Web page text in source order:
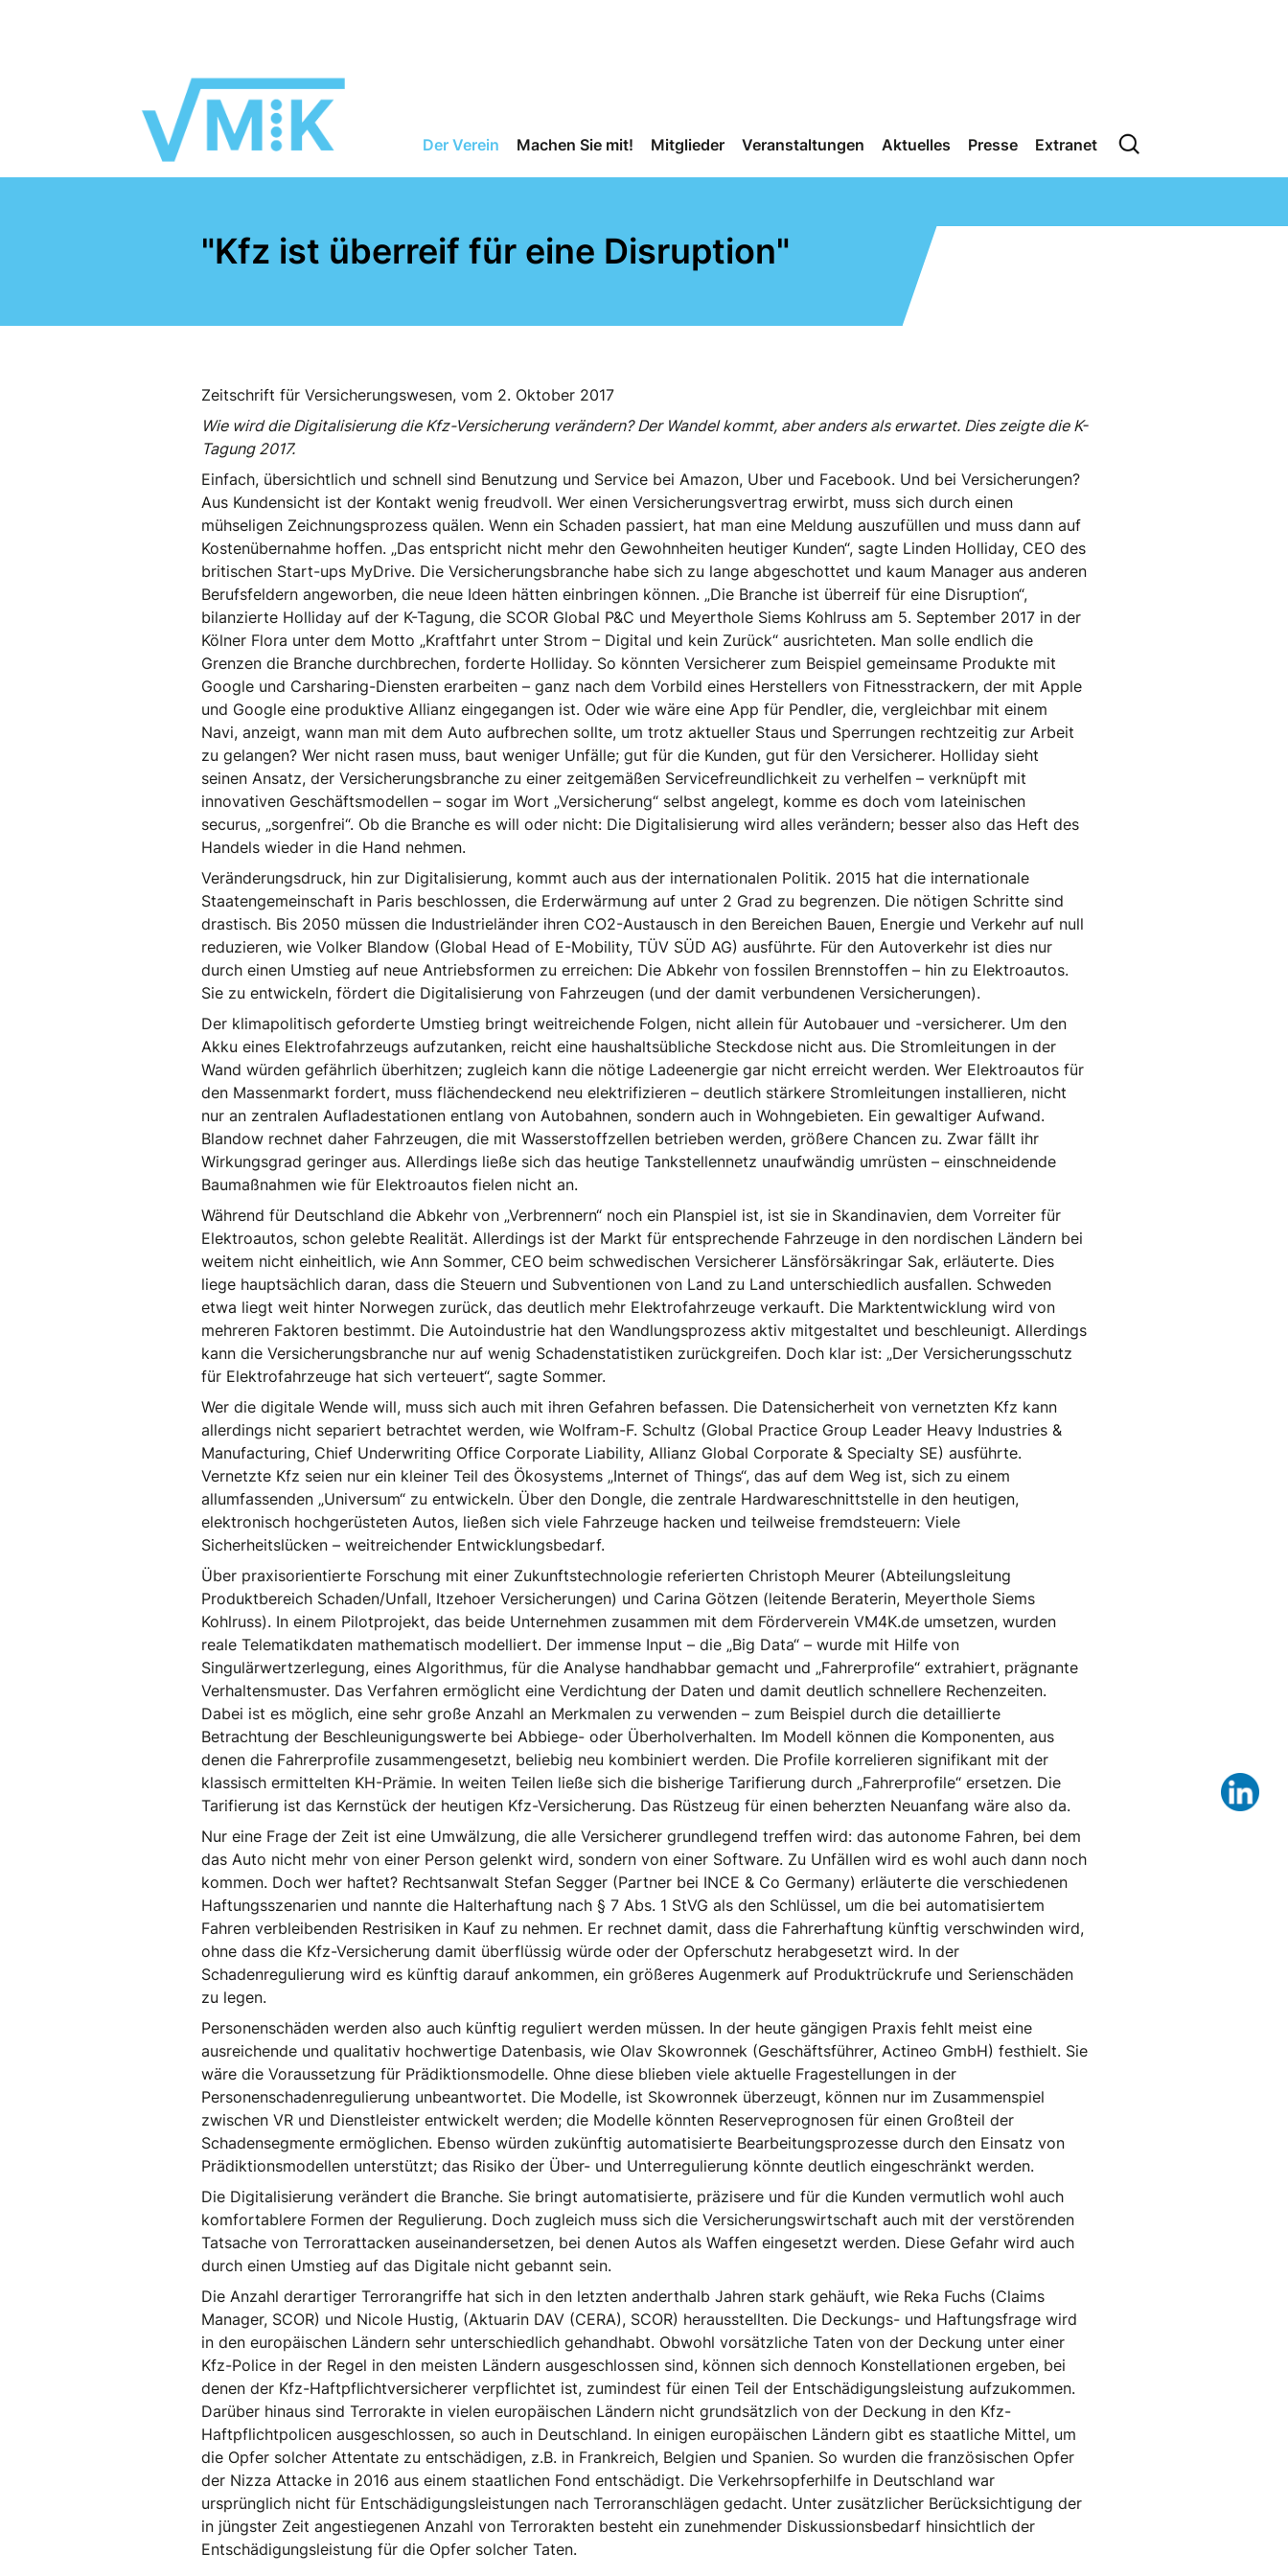
Der Verein Machen Sie mit! Mitglieder Veranstaltungen Aktuelles Presse Extranet
"Kfz ist überreif für eine Disruption"
Zeitschrift für Versicherungswesen, vom 2. Oktober 2017
Wie wird die Digitalisierung die Kfz-Versicherung verändern? Der Wandel kommt, aber anders als erwartet. Dies zeigte die K-
Tagung 2017.
Einfach, übersichtlich und schnell sind Benutzung und Service bei Amazon, Uber und Facebook. Und bei Versicherungen?
Aus Kundensicht ist der Kontakt wenig freudvoll. Wer einen Versicherungsvertrag erwirbt, muss sich durch einen
mühseligen Zeichnungsprozess quälen. Wenn ein Schaden passiert, hat man eine Meldung auszufüllen und muss dann auf
Kostenübernahme hoffen. „Das entspricht nicht mehr den Gewohnheiten heutiger Kunden“, sagte Linden Holliday, CEO des
britischen Start-ups MyDrive. Die Versicherungsbranche habe sich zu lange abgeschottet und kaum Manager aus anderen
Berufsfeldern angeworben, die neue Ideen hätten einbringen können. „Die Branche ist überreif für eine Disruption“,
bilanzierte Holliday auf der K-Tagung, die SCOR Global P&C und Meyerthole Siems Kohlruss am 5. September 2017 in der
Kölner Flora unter dem Motto „Kraftfahrt unter Strom – Digital und kein Zurück“ ausrichteten. Man solle endlich die
Grenzen die Branche durchbrechen, forderte Holliday. So könnten Versicherer zum Beispiel gemeinsame Produkte mit
Google und Carsharing-Diensten erarbeiten – ganz nach dem Vorbild eines Herstellers von Fitnesstrackern, der mit Apple
und Google eine produktive Allianz eingegangen ist. Oder wie wäre eine App für Pendler, die, vergleichbar mit einem
Navi, anzeigt, wann man mit dem Auto aufbrechen sollte, um trotz aktueller Staus und Sperrungen rechtzeitig zur Arbeit
zu gelangen? Wer nicht rasen muss, baut weniger Unfälle; gut für die Kunden, gut für den Versicherer. Holliday sieht
seinen Ansatz, der Versicherungsbranche zu einer zeitgemäßen Servicefreundlichkeit zu verhelfen – verknüpft mit
innovativen Geschäftsmodellen – sogar im Wort „Versicherung“ selbst angelegt, komme es doch vom lateinischen
securus, „sorgenfrei“. Ob die Branche es will oder nicht: Die Digitalisierung wird alles verändern; besser also das Heft des
Handels wieder in die Hand nehmen.
Veränderungsdruck, hin zur Digitalisierung, kommt auch aus der internationalen Politik. 2015 hat die internationale
Staatengemeinschaft in Paris beschlossen, die Erderwärmung auf unter 2 Grad zu begrenzen. Die nötigen Schritte sind
drastisch. Bis 2050 müssen die Industrieländer ihren CO2-Austausch in den Bereichen Bauen, Energie und Verkehr auf null
reduzieren, wie Volker Blandow (Global Head of E-Mobility, TÜV SÜD AG) ausführte. Für den Autoverkehr ist dies nur
durch einen Umstieg auf neue Antriebsformen zu erreichen: Die Abkehr von fossilen Brennstoffen – hin zu Elektroautos.
Sie zu entwickeln, fördert die Digitalisierung von Fahrzeugen (und der damit verbundenen Versicherungen).
Der klimapolitisch geforderte Umstieg bringt weitreichende Folgen, nicht allein für Autobauer und -versicherer. Um den
Akku eines Elektrofahrzeugs aufzutanken, reicht eine haushaltsübliche Steckdose nicht aus. Die Stromleitungen in der
Wand würden gefährlich überhitzen; zugleich kann die nötige Ladeenergie gar nicht erreicht werden. Wer Elektroautos für
den Massenmarkt fordert, muss flächendeckend neu elektrifizieren – deutlich stärkere Stromleitungen installieren, nicht
nur an zentralen Aufladestationen entlang von Autobahnen, sondern auch in Wohngebieten. Ein gewaltiger Aufwand.
Blandow rechnet daher Fahrzeugen, die mit Wasserstoffzellen betrieben werden, größere Chancen zu. Zwar fällt ihr
Wirkungsgrad geringer aus. Allerdings ließe sich das heutige Tankstellennetz unaufwändig umrüsten – einschneidende
Baumaßnahmen wie für Elektroautos fielen nicht an.
Während für Deutschland die Abkehr von „Verbrennern“ noch ein Planspiel ist, ist sie in Skandinavien, dem Vorreiter für
Elektroautos, schon gelebte Realität. Allerdings ist der Markt für entsprechende Fahrzeuge in den nordischen Ländern bei
weitem nicht einheitlich, wie Ann Sommer, CEO beim schwedischen Versicherer Länsförsäkringar Sak, erläuterte. Dies
liege hauptsächlich daran, dass die Steuern und Subventionen von Land zu Land unterschiedlich ausfallen. Schweden
etwa liegt weit hinter Norwegen zurück, das deutlich mehr Elektrofahrzeuge verkauft. Die Marktentwicklung wird von
mehreren Faktoren bestimmt. Die Autoindustrie hat den Wandlungsprozess aktiv mitgestaltet und beschleunigt. Allerdings
kann die Versicherungsbranche nur auf wenig Schadenstatistiken zurückgreifen. Doch klar ist: „Der Versicherungsschutz
für Elektrofahrzeuge hat sich verteuert“, sagte Sommer.
Wer die digitale Wende will, muss sich auch mit ihren Gefahren befassen. Die Datensicherheit von vernetzten Kfz kann
allerdings nicht separiert betrachtet werden, wie Wolfram-F. Schultz (Global Practice Group Leader Heavy Industries &
Manufacturing, Chief Underwriting Office Corporate Liability, Allianz Global Corporate & Specialty SE) ausführte.
Vernetzte Kfz seien nur ein kleiner Teil des Ökosystems „Internet of Things“, das auf dem Weg ist, sich zu einem
allumfassenden „Universum“ zu entwickeln. Über den Dongle, die zentrale Hardwareschnittstelle in den heutigen,
elektronisch hochgerüsteten Autos, ließen sich viele Fahrzeuge hacken und teilweise fremdsteuern: Viele
Sicherheitslücken – weitreichender Entwicklungsbedarf.
Über praxisorientierte Forschung mit einer Zukunftstechnologie referierten Christoph Meurer (Abteilungsleitung
Produktbereich Schaden/Unfall, Itzehoer Versicherungen) und Carina Götzen (leitende Beraterin, Meyerthole Siems
Kohlruss). In einem Pilotprojekt, das beide Unternehmen zusammen mit dem Förderverein VM4K.de umsetzen, wurden
reale Telematikdaten mathematisch modelliert. Der immense Input – die „Big Data“ – wurde mit Hilfe von
Singulärwertzerlegung, eines Algorithmus, für die Analyse handhabbar gemacht und „Fahrerprofile“ extrahiert, prägnante
Verhaltensmuster. Das Verfahren ermöglicht eine Verdichtung der Daten und damit deutlich schnellere Rechenzeiten.
Dabei ist es möglich, eine sehr große Anzahl an Merkmalen zu verwenden – zum Beispiel durch die detaillierte
Betrachtung der Beschleunigungswerte bei Abbiege- oder Überholverhalten. Im Modell können die Komponenten, aus
denen die Fahrerprofile zusammengesetzt, beliebig neu kombiniert werden. Die Profile korrelieren signifikant mit der
klassisch ermittelten KH-Prämie. In weiten Teilen ließe sich die bisherige Tarifierung durch „Fahrerprofile“ ersetzen. Die
Tarifierung ist das Kernstück der heutigen Kfz-Versicherung. Das Rüstzeug für einen beherzten Neuanfang wäre also da.
Nur eine Frage der Zeit ist eine Umwälzung, die alle Versicherer grundlegend treffen wird: das autonome Fahren, bei dem
das Auto nicht mehr von einer Person gelenkt wird, sondern von einer Software. Zu Unfällen wird es wohl auch dann noch
kommen. Doch wer haftet? Rechtsanwalt Stefan Segger (Partner bei INCE & Co Germany) erläuterte die verschiedenen
Haftungsszenarien und nannte die Halterhaftung nach § 7 Abs. 1 StVG als den Schlüssel, um die bei automatisiertem
Fahren verbleibenden Restrisiken in Kauf zu nehmen. Er rechnet damit, dass die Fahrerhaftung künftig verschwinden wird,
ohne dass die Kfz-Versicherung damit überflüssig würde oder der Opferschutz herabgesetzt wird. In der
Schadenregulierung wird es künftig darauf ankommen, ein größeres Augenmerk auf Produktrückrufe und Serienschäden
zu legen.
Personenschäden werden also auch künftig reguliert werden müssen. In der heute gängigen Praxis fehlt meist eine
ausreichende und qualitativ hochwertige Datenbasis, wie Olav Skowronnek (Geschäftsführer, Actineo GmbH) festhielt. Sie
wäre die Voraussetzung für Prädiktionsmodelle. Ohne diese blieben viele aktuelle Fragestellungen in der
Personenschadenregulierung unbeantwortet. Die Modelle, ist Skowronnek überzeugt, können nur im Zusammenspiel
zwischen VR und Dienstleister entwickelt werden; die Modelle könnten Reserveprognosen für einen Großteil der
Schadensegmente ermöglichen. Ebenso würden zukünftig automatisierte Bearbeitungsprozesse durch den Einsatz von
Prädiktionsmodellen unterstützt; das Risiko der Über- und Unterregulierung könnte deutlich eingeschränkt werden.
Die Digitalisierung verändert die Branche. Sie bringt automatisierte, präzisere und für die Kunden vermutlich wohl auch
komfortablere Formen der Regulierung. Doch zugleich muss sich die Versicherungswirtschaft auch mit der verstörenden
Tatsache von Terrorattacken auseinandersetzen, bei denen Autos als Waffen eingesetzt werden. Diese Gefahr wird auch
durch einen Umstieg auf das Digitale nicht gebannt sein.
Die Anzahl derartiger Terrorangriffe hat sich in den letzten anderthalb Jahren stark gehäuft, wie Reka Fuchs (Claims
Manager, SCOR) und Nicole Hustig, (Aktuarin DAV (CERA), SCOR) herausstellten. Die Deckungs- und Haftungsfrage wird
in den europäischen Ländern sehr unterschiedlich gehandhabt. Obwohl vorsätzliche Taten von der Deckung unter einer
Kfz-Police in der Regel in den meisten Ländern ausgeschlossen sind, können sich dennoch Konstellationen ergeben, bei
denen der Kfz-Haftpflichtversicherer verpflichtet ist, zumindest für einen Teil der Entschädigungsleistung aufzukommen.
Darüber hinaus sind Terrorakte in vielen europäischen Ländern nicht grundsätzlich von der Deckung in den Kfz-
Haftpflichtpolicen ausgeschlossen, so auch in Deutschland. In einigen europäischen Ländern gibt es staatliche Mittel, um
die Opfer solcher Attentate zu entschädigen, z.B. in Frankreich, Belgien und Spanien. So wurden die französischen Opfer
der Nizza Attacke in 2016 aus einem staatlichen Fond entschädigt. Die Verkehrsopferhilfe in Deutschland war
ursprünglich nicht für Entschädigungsleistungen nach Terroranschlägen gedacht. Unter zusätzlicher Berücksichtigung der
in jüngster Zeit angestiegenen Anzahl von Terrorakten besteht ein zunehmender Diskussionsbedarf hinsichtlich der
Entschädigungsleistung für die Opfer solcher Taten.